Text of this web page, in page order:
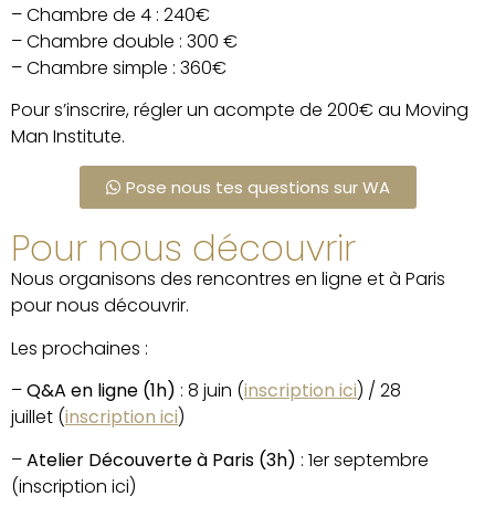
– Chambre de 4 : 240€
– Chambre double : 300 €
– Chambre simple : 360€
Pour s’inscrire, régler un acompte de 200€ au Moving
Man Institute.
Pose nous tes questions sur WA
Pour nous découvrir
Nous organisons des rencontres en ligne et à Paris
pour nous découvrir.
Les prochaines :
–Q&A en ligne (1h) : 8 juin (inscription ici) / 28
juillet (inscription ici)
–Atelier Découverte à Paris (3h) : 1er septembre
(inscription ici)